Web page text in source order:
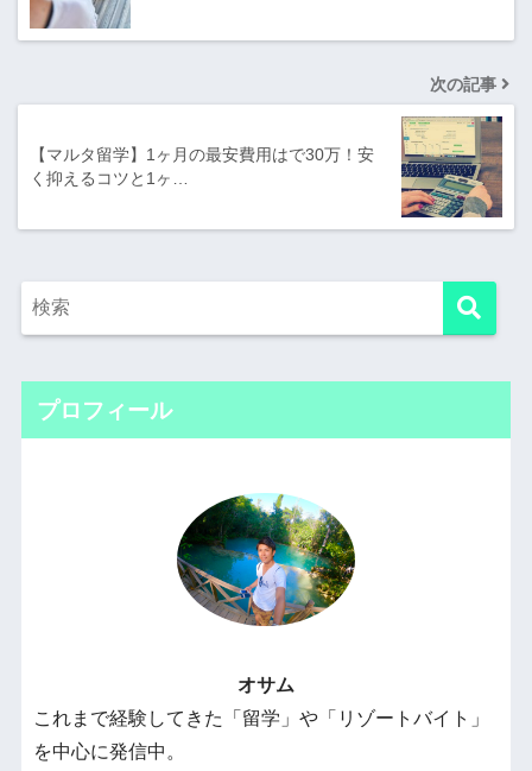
次の記事
【マルタ留学】1ヶ月の最安費用はで30万！安
く抑えるコツと1ヶ…
プロフィール
オサム
これまで経験してきた「留学」や「リゾートバイト」
を中心に発信中。